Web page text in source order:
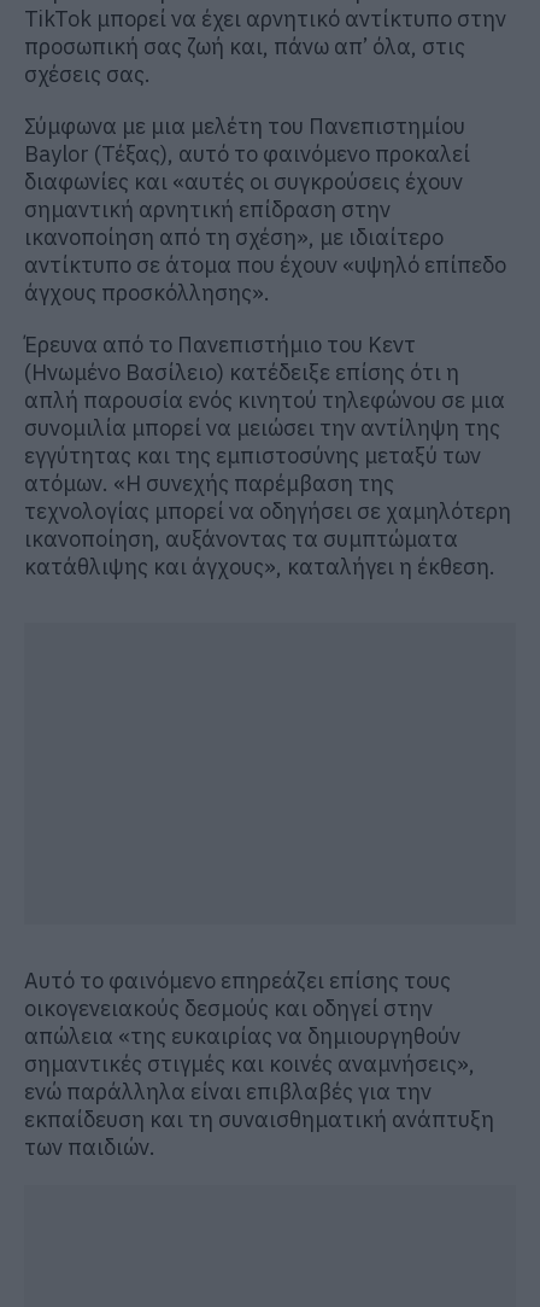
TikTok μπορεί να έχει αρνητικό αντίκτυπο στην
προσωπική σας ζωή και, πάνω απ’ όλα, στις
σχέσεις σας.
Σύμφωνα με μια μελέτη του Πανεπιστημίου
Baylor (Τέξας), αυτό το φαινόμενο προκαλεί
διαφωνίες και «αυτές οι συγκρούσεις έχουν
σημαντική αρνητική επίδραση στην
ικανοποίηση από τη σχέση», με ιδιαίτερο
αντίκτυπο σε άτομα που έχουν «υψηλό επίπεδο
άγχους προσκόλλησης».
Έρευνα από το Πανεπιστήμιο του Κεντ
(Ηνωμένο Βασίλειο) κατέδειξε επίσης ότι η
απλή παρουσία ενός κινητού τηλεφώνου σε μια
συνομιλία μπορεί να μειώσει την αντίληψη της
εγγύτητας και της εμπιστοσύνης μεταξύ των
ατόμων. «Η συνεχής παρέμβαση της
τεχνολογίας μπορεί να οδηγήσει σε χαμηλότερη
ικανοποίηση, αυξάνοντας τα συμπτώματα
κατάθλιψης και άγχους», καταλήγει η έκθεση.
Αυτό το φαινόμενο επηρεάζει επίσης τους
οικογενειακούς δεσμούς και οδηγεί στην
απώλεια «της ευκαιρίας να δημιουργηθούν
σημαντικές στιγμές και κοινές αναμνήσεις»,
ενώ παράλληλα είναι επιβλαβές για την
εκπαίδευση και τη συναισθηματική ανάπτυξη
των παιδιών.